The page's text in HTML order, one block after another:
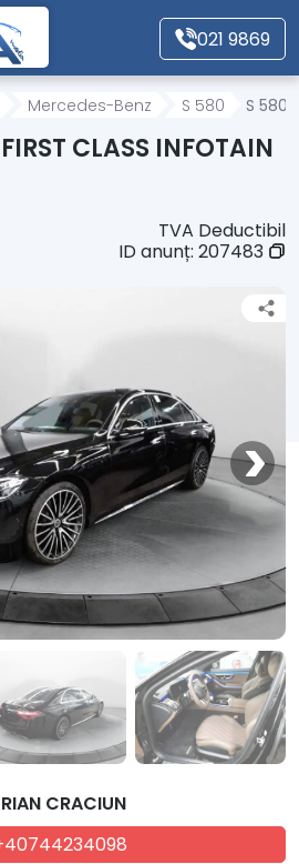
principal
021 9869
Mercedes-Benz S 580 S 580
CLASS INFOTAIN
TVA Deductibil
ID anunț: 207483
CRACIUN